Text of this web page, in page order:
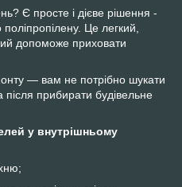
Є просте і дієве рішення -
Це легкий,
допоможе приховати
— вам не потрібно шукати
після прибирати будівельне
у внутрішньому